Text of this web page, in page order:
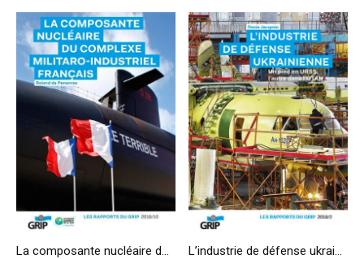
La composante nucléaire du complexe militaro-industriel français